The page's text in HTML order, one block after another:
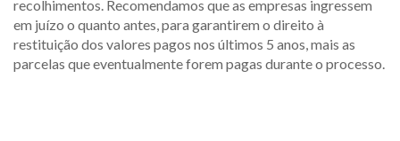
recolhimentos. Recomendamos que as empresas ingressem
em juízo o quanto antes, para garantirem o direito à
restituição dos valores pagos nos últimos 5 anos, mais as
parcelas que eventualmente forem pagas durante o processo.